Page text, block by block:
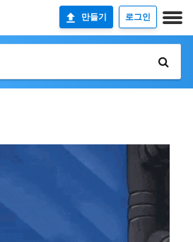
만들기 로그인